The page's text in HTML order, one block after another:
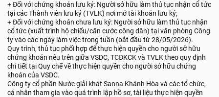
+ Đối với chứng khoán lưu ký: Người sở hữu làm thủ tục nhận cổ tức
tại các Thành viên lưu ký (TVLK) nơi mở tài khoản lưu ký;
+ Đối với chứng khoán chưa lưu ký: Người sở hữu làm thủ tục nhận
cổ tức (xuất trình hộ chiếu/căn cước công dân) tại văn phòng Công
ty vào các ngày làm việc trong tuần (bắt đầu từ 28/05/2026).
Quy trình, thủ tục phối hợp để thực hiện quyền cho người sở hữu
chứng khoán nêu trên giữa VSDC, TCĐKCK và TVLK theo quy định
chi tiết tại Quy chế về thực hiện quyền cho người sở hữu chứng
khoán của VSDC.
Công ty cổ phần Nước giải khát Sanna Khánh Hòa và các tổ chức,
cá nhân tham gia vào quá trình lập hồ sơ, tài liệu thực hiện quyền